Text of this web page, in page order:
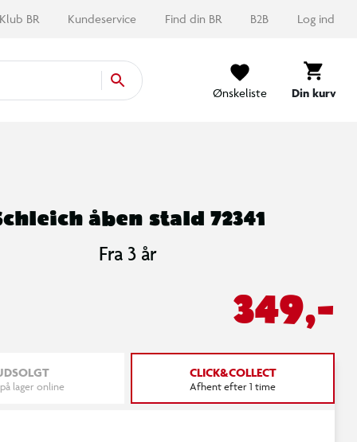
Klub BR Kundeservice Find din BR B2B Log ind
Ønskeliste Din kurv
åben stald 72341
Fra 3 år
349,-
lager online
CLICK&COLLECT
Afhent efter 1 time